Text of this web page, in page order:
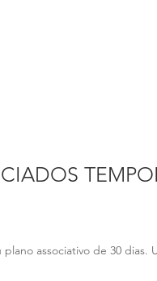
plano associativo de 30